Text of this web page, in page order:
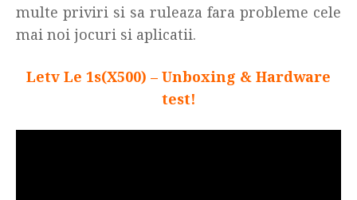
multe priviri si sa ruleaza fara probleme cele
mai noi jocuri si aplicatii.
Letv Le 1s(X500) – Unboxing & Hardware
test!